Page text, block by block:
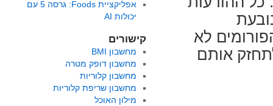
לא
אותם
אפליקציית Foods: גרסה 5 עם
יכולות AI
קישורים
מחשבון BMI
מחשבון דופק מטרה
מחשבון קלוריות
מחשבון שריפת קלוריות
מילון האוכל